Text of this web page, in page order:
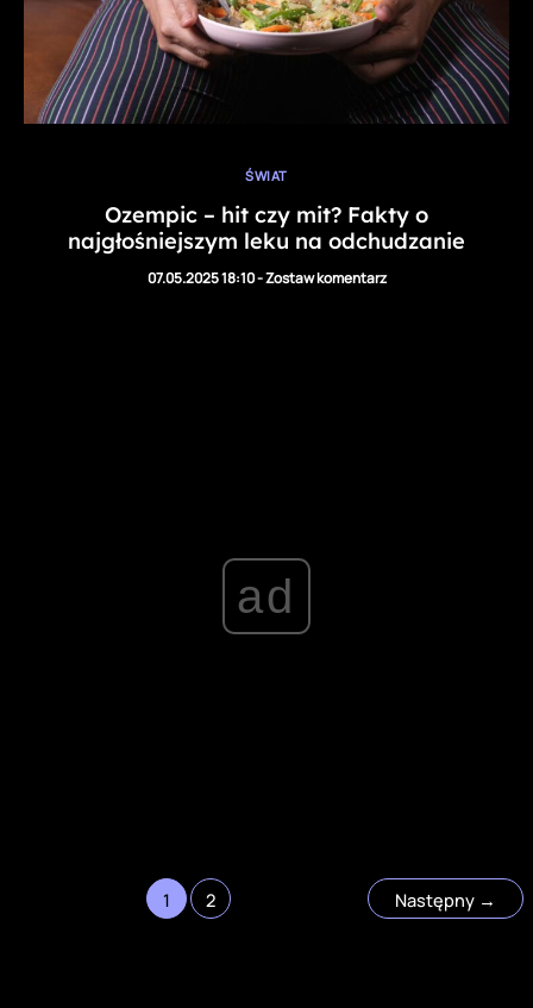
ŚWIAT
Ozempic – hit czy mit? Fakty o
najgłośniejszym leku na odchudzanie
07.05.2025 18:10-Zostaw komentarz
ad
1 2 Następny →